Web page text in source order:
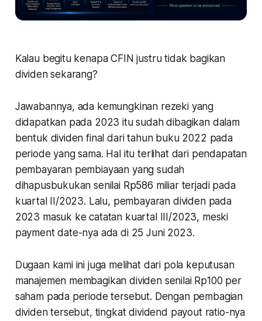
Kalau begitu kenapa CFIN justru tidak bagikan
dividen sekarang?
Jawabannya, ada kemungkinan rezeki yang
didapatkan pada 2023 itu sudah dibagikan dalam
bentuk dividen final dari tahun buku 2022 pada
periode yang sama. Hal itu terlihat dari pendapatan
pembayaran pembiayaan yang sudah
dihapusbukukan senilai Rp586 miliar terjadi pada
kuartal II/2023. Lalu, pembayaran dividen pada
2023 masuk ke catatan kuartal III/2023, meski
payment date-nya ada di 25 Juni 2023.
Dugaan kami ini juga melihat dari pola keputusan
manajemen membagikan dividen senilai Rp100 per
saham pada periode tersebut. Dengan pembagian
dividen tersebut, tingkat dividend payout ratio-nya